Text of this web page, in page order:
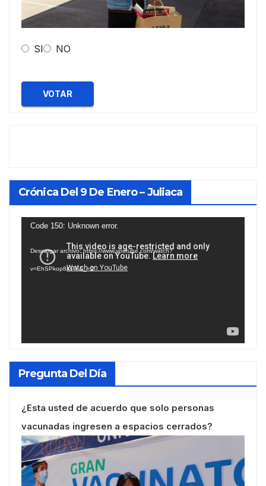
SI NO
VOTAR
Crónica Del 9 De Enero – Juliaca
Reproductor
vídeo
Code 150: Unknown error.
Descargar archivo: https://www.youtube.com/watch?
v=EhSPkop8KPY&_=2
Pregunta Del Día
¿Esta usted de acuerdo que solo personas
vacunadas ingresen a espacios cerrados?